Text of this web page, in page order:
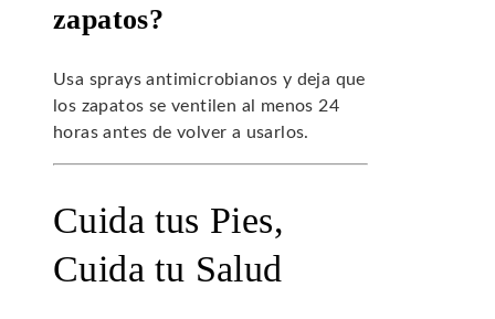
zapatos?
Usa sprays antimicrobianos y deja que
los zapatos se ventilen al menos 24
horas antes de volver a usarlos.
Cuida tus Pies,
Cuida tu Salud